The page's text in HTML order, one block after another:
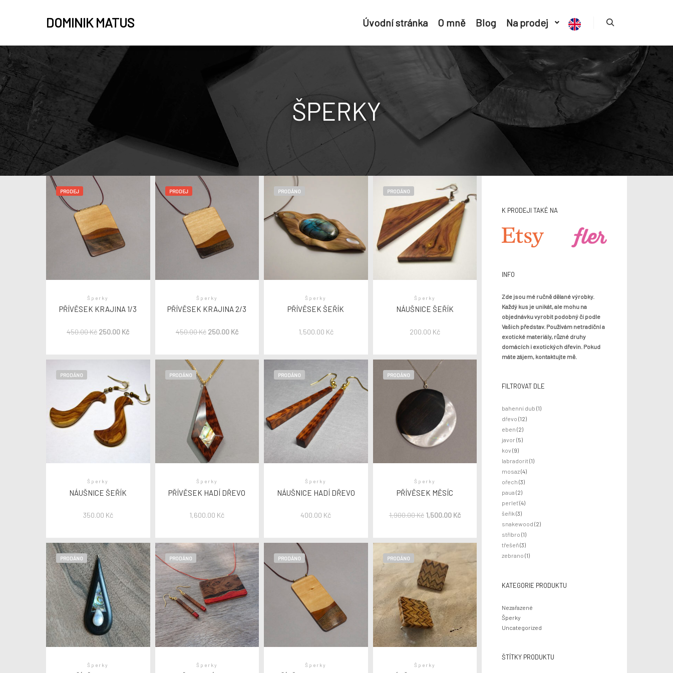
DOMINIK MATUS Úvodní stránka O mně Blog Na prodej
ŠPERKY
PRODEJ
Šperky
PŘÍVĚSEK KRAJINA 1/3
450.00Kč 250.00 Kč
PRODEJ
Šperky
PŘÍVĚSEK KRAJINA 2/3
450.00Kč 250.00 Kč
PRODÁNO
Šperky
PŘÍVĚSEK ŠEŘÍK
1,500.00 Kč
PRODÁNO
Šperky
NÁUŠNICE ŠEŘÍK
200.00 Kč
PRODÁNO
Šperky
NÁUŠNICE ŠEŘÍK
350.00 Kč
PRODÁNO
Šperky
PŘÍVĚSEK HADÍ DŘEVO
1,600.00 Kč
PRODÁNO
Šperky
NÁUŠNICE HADÍ DŘEVO
400.00 Kč
PRODÁNO
Šperky
PŘÍVĚSEK MĚSÍC
1,900.00Kč 1,500.00 Kč
PRODÁNO
Šperky
PRODÁNO
Šperky
PRODÁNO
Šperky
PRODÁNO
Šperky
K PRODEJI TAKÉ NA
INFO
Zde jsou mé ručně dělané výrobky.
Každý kus je unikát, ale mohu na
objednávku vyrobit podobný či podle
Vašich představ. Používám netradiční a
exotické materiály, různé druhy
domácích i exotických dřevin. Pokud
máte zájem, kontaktujte mě.
FILTROVAT DLE
bahenní dub (1)
dřevo (12)
eben (2)
javor (5)
kov (9)
labradorit(1)
mosaz(4)
ořech (3)
paua (2)
perleť(4)
šeřík(3)
snakewood (2)
stříbro (1)
třešeň(3)
zebrano (1)
KATEGORIE PRODUKTU
Nezařazené
Šperky
Uncategorized
ŠTÍTKY PRODUKTU